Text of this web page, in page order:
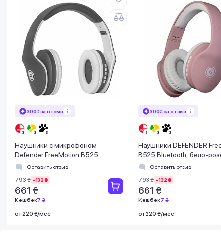
300₴ за отзыв
Наушники с микрофоном
Defender FreeMotion B525
Bluetooth, бело-серый
Оставить отзыв
793 ₴ -132 ₴
661 ₴
Кешбек7 ₴
от 220 ₴/мес
300₴ за отзыв
Наушники DEFENDER
B525 Bluetooth, бело-
(63528)Оставить отзыв
793 ₴ -132 ₴
661 ₴
Кешбек7 ₴
от 220 ₴/мес